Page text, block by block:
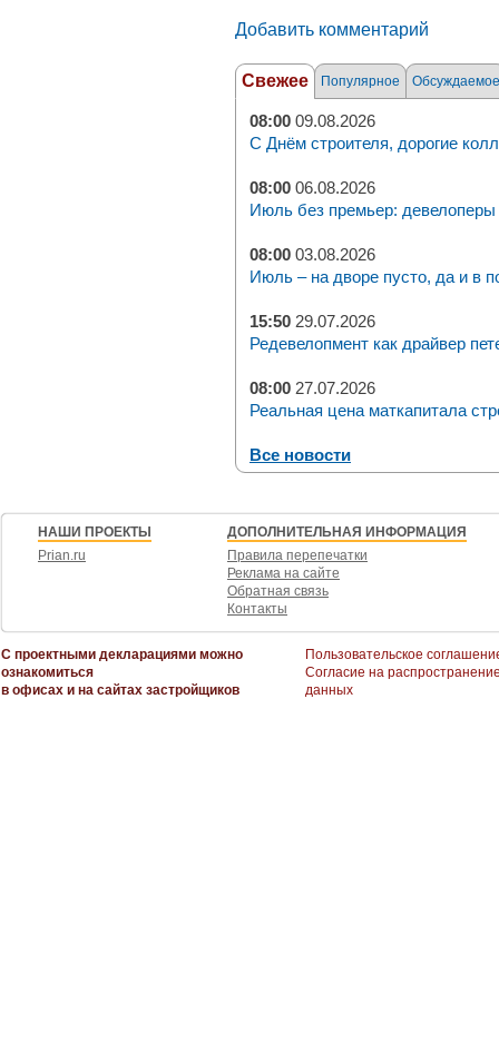
Добавить комментарий
Свежее Популярное Обсуждаемое
08:00 09.08.2026
С Днём строителя, дорогие
08:00 06.08.2026
Июль без премьер: девелоперы
08:00 03.08.2026
Июль – на дворе пусто, да и в
15:50 29.07.2026
Редевелопмент как драйвер
08:00 27.07.2026
Реальная цена маткапитала
Все новости
НАШИ ПРОЕКТЫ
Prian.ru
ДОПОЛНИТЕЛЬНАЯ ИНФОРМАЦИЯ
Правила перепечатки
Реклама на сайте
Обратная связь
Контакты
С проектными декларациями можно
ознакомиться
в офисах и на сайтах застройщиков
Пользовательское
Согласие на
данных